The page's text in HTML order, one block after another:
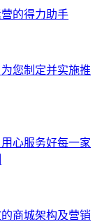
的得力助手
您制定并实施推
心服务好每一家
商城架构及营销